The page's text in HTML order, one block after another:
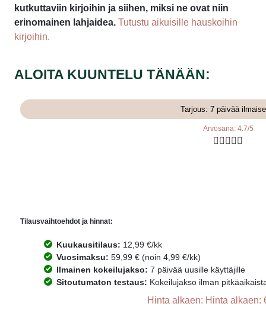
kutkuttaviin kirjoihin ja siihen, miksi ne ovat niin
erinomainen lahjaidea. Tutustu aikuisille hauskoihin
kirjoihin.
ALOITA KUUNTELU TÄNÄÄN:
Tarjous: 7 päivää
Arvosana: 4.7/5
    
Tilausvaihtoehdot ja hinnat:
Kuukausitilaus: 12,99 €/kk
Vuosimaksu: 59,99 € (noin 4,99 €/kk)
Ilmainen kokeilujakso: 7 päivää uusille käyttäjille
Sitoutumaton testaus: Kokeilujakso ilman
Hinta alkaen: Hinta alkaen: